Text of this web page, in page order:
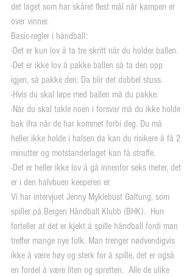
det laget som har skåret flest mål når kampen er
over vinner.
Basic-regler i håndball:
-Det er kun lov å ta tre skritt når du holder ballen.
-Det er ikke lov å pakke ballen så ta den opp
igjen, så pakke den. Da blir det dobbel stuss.
-Hvis du skal løpe med ballen må du pakke.
-Når du skal takle noen i forsvar må du ikke holde
bak ifra når de har kommet forbi deg. Du må
heller ikke holde i halsen da kan du risikere å få 2
minutter og motstanderlaget kan få straffe.
-Det er heller ikke lov å gå innenfor seks meter, det
er i den halvbuen keeperen er.
Vi har intervjuet Jenny Myklebust Galtung, som
spiller på Bergen Håndball Klubb (BHK).  Hun
forteller at det er kjekt å spille håndball fordi man
treffer mange nye folk. Man trenger nødvendigvis
ikke å være høy og sterk for å spille, det er også
en fordel å være liten og spretten.  Alle de ulike